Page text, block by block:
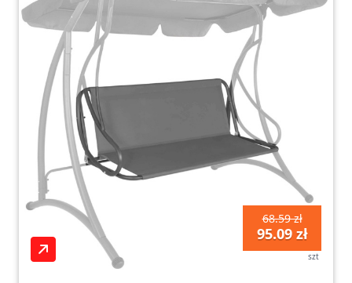
68.59 zł
95.09 zł
szt